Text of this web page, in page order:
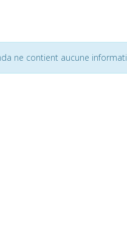
ne contient aucune